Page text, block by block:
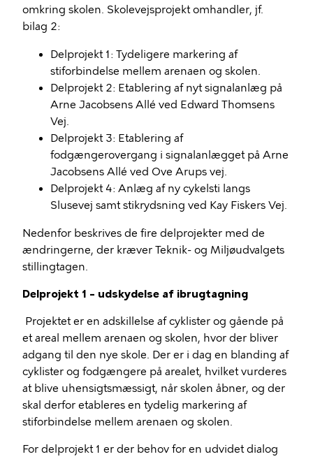
omkring skolen. Skolevejsprojekt omhandler, jf.
bilag 2:
Delprojekt 1: Tydeligere markering af
stiforbindelse mellem arenaen og skolen.
Delprojekt 2: Etablering af nyt signalanlæg på
Arne Jacobsens Allé ved Edward Thomsens
Vej.
Delprojekt 3: Etablering af
fodgængerovergang i signalanlægget på Arne
Jacobsens Allé ved Ove Arups vej.
Delprojekt 4: Anlæg af ny cykelsti langs
Slusevej samt stikrydsning ved Kay Fiskers Vej.
Nedenfor beskrives de fire delprojekter med de
ændringerne, der kræver Teknik- og Miljøudvalgets
stillingtagen.
Delprojekt 1 – udskydelse af ibrugtagning
Projektet er en adskillelse af cyklister og gående på
et areal mellem arenaen og skolen, hvor der bliver
adgang til den nye skole. Der er i dag en blanding af
cyklister og fodgængere på arealet, hvilket vurderes
at blive uhensigtsmæssigt, når skolen åbner, og der
skal derfor etableres en tydelig markering af
stiforbindelse mellem arenaen og skolen.
For delprojekt 1 er der behov for en udvidet dialog